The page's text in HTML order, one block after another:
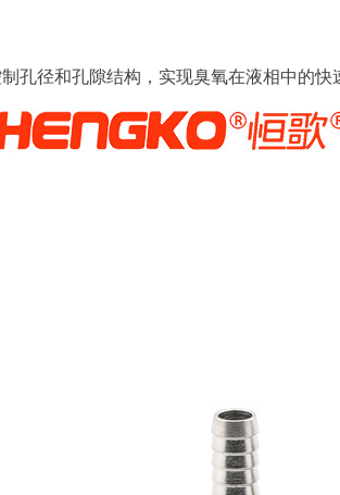
孔径和孔隙结构，实现臭氧在液相中的